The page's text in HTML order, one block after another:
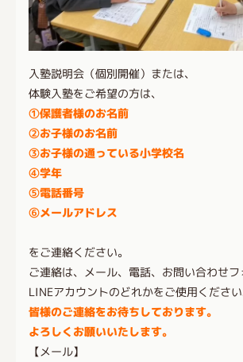
入塾説明会（個別開催）または、
体験入塾をご希望の方は、
①保護者様のお名前
②お子様のお名前
③お子様の通っている小学校名
④学年
⑤電話番号
⑥メールアドレス
をご連絡ください。
ご連絡は、メール、電話、お問い合わせ
LINEアカウントのどれかをご使用ください
皆様のご連絡をお待ちしております。
よろしくお願いいたします。
【メール】